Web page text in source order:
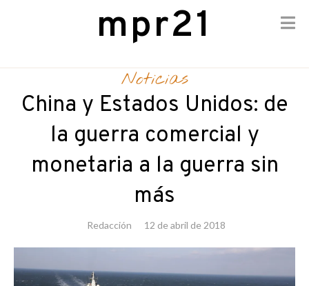
content
mpr21
Noticias
China y Estados Unidos: de
la guerra comercial y
monetaria a la guerra sin
más
Redacción 12 de abril de 2018